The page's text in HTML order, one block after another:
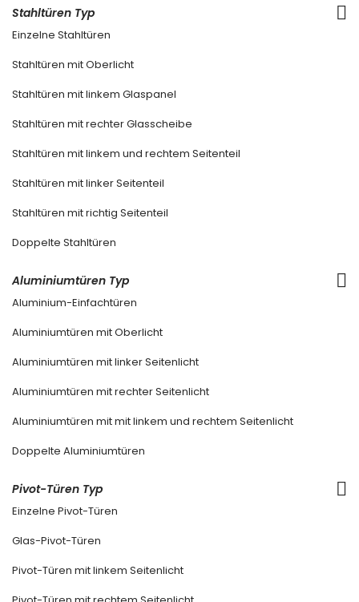
Stahltüren Typ
Einzelne Stahltüren
Stahltüren mit Oberlicht
Stahltüren mit linkem Glaspanel
Stahltüren mit rechter Glasscheibe
Stahltüren mit linkem und rechtem Seitenteil
Stahltüren mit linker Seitenteil
Stahltüren mit richtig Seitenteil
Doppelte Stahltüren
Aluminiumtüren Typ
Aluminium-Einfachtüren
Aluminiumtüren mit Oberlicht
Aluminiumtüren mit linker Seitenlicht
Aluminiumtüren mit rechter Seitenlicht
Aluminiumtüren mit mit linkem und rechtem Seitenlicht
Doppelte Aluminiumtüren
Pivot-Türen Typ
Einzelne Pivot-Türen
Glas-Pivot-Türen
Pivot-Türen mit linkem Seitenlicht